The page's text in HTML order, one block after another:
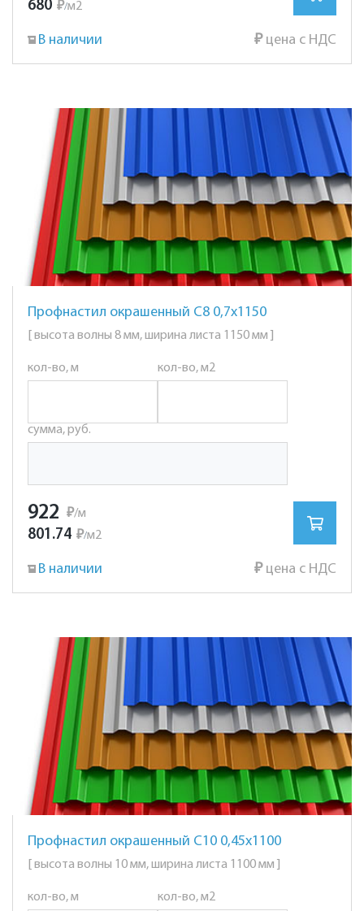
680 ₽/м2
В наличии ₽цена с НДС
Профнастил окрашенный С8 0,7х1150
[ высота волны 8 мм, ширина листа 1150 мм ]
кол-во, м кол-во, м2
сумма, руб.
922 ₽/м
801.74 ₽/м2
В наличии ₽цена с НДС
Профнастил окрашенный С10 0,45х1100
[ высота волны 10 мм, ширина листа 1100 мм ]
кол-во, м кол-во, м2